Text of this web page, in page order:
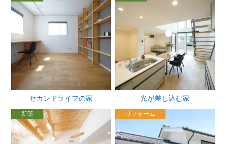
セカンドライフの家 光が差し込む家
新築 リフォーム